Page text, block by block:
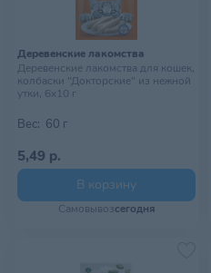
Деревенские лакомства
Деревенские лакомства для кошек,
колбаски "Докторские" из нежной
утки, 6х10 г
Вес: 60 г
5,49 р.
В корзину
Самовывозсегодня